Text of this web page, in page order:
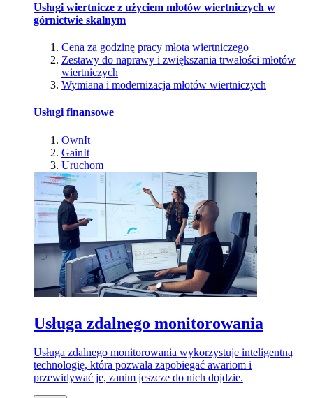
Usługi wiertnicze z użyciem młotów wiertniczych w
górnictwie skalnym
Cena za godzinę pracy młota wiertniczego
Zestawy do naprawy i zwiększania trwałości młotów
wiertniczych
Wymiana i modernizacja młotów wiertniczych
Usługi finansowe
OwnIt
GainIt
Uruchom
Usługa zdalnego monitorowania
Usługa zdalnego monitorowania wykorzystuje inteligentną
technologię, która pozwala zapobiegać awariom i
przewidywać je, zanim jeszcze do nich dojdzie.